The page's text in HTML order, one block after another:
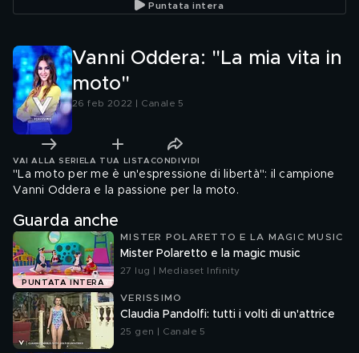
Puntata intera
Vanni Oddera: "La mia vita in
moto"
26 feb 2022 | Canale 5
VAI ALLA SERIE LA TUA LISTA CONDIVIDI
"La moto per me è un'espressione di libertà": il campione
Vanni Oddera e la passione per la moto.
Guarda anche
PUNTATA INTERA
MISTER POLARETTO E LA MAGIC MUSIC
Mister Polaretto e la magic music
27 lug | Mediaset Infinity
VERISSIMO
Claudia Pandolfi: tutti i volti di un'attrice
25 gen | Canale 5